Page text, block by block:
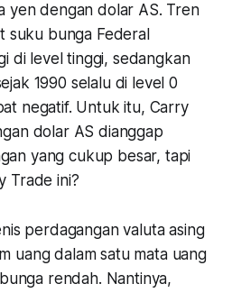
yen dengan dolar AS. Tren
suku bunga Federal
di level tinggi, sedangkan
1990 selalu di level 0
negatif. Untuk itu, Carry
dolar AS dianggap
yang cukup besar, tapi
Trade ini?
perdagangan valuta asing
uang dalam satu mata uang
rendah. Nantinya,